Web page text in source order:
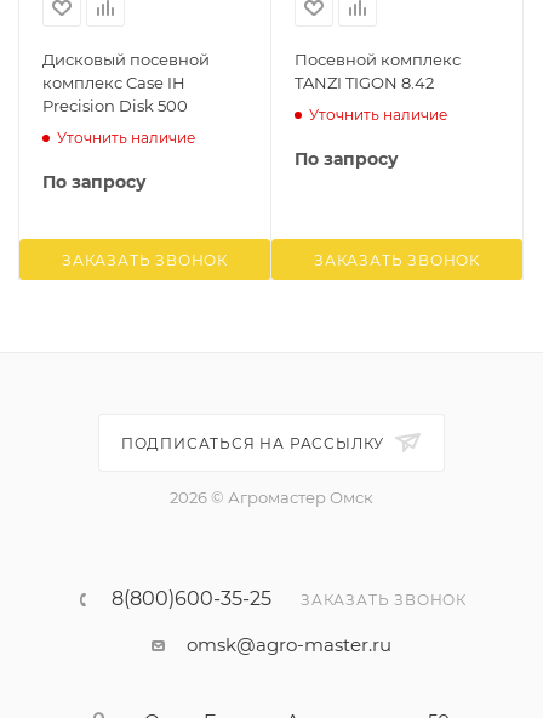
Дисковый посевной
комплекс Case IH
Precision Disk 500
Уточнить наличие
По запросу
ЗАКАЗАТЬ ЗВОНОК
Посевной комплекс
TANZI TIGON 8.42
Уточнить наличие
По запросу
ЗАКАЗАТЬ ЗВОНОК
ПОДПИСАТЬСЯ НА РАССЫЛКУ
2026 © Агромастер Омск
8(800)600-35-25 ЗАКАЗАТЬ ЗВОНОК
omsk@agro-master.ru